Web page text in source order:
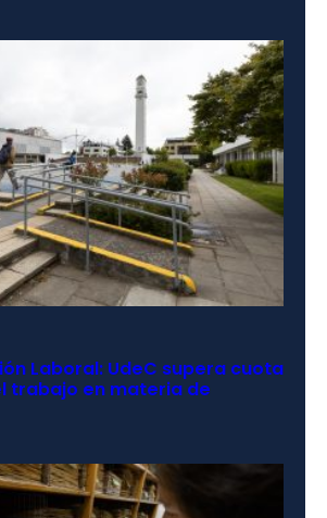
Laboral: UdeC supera cuota
trabajo en materia de